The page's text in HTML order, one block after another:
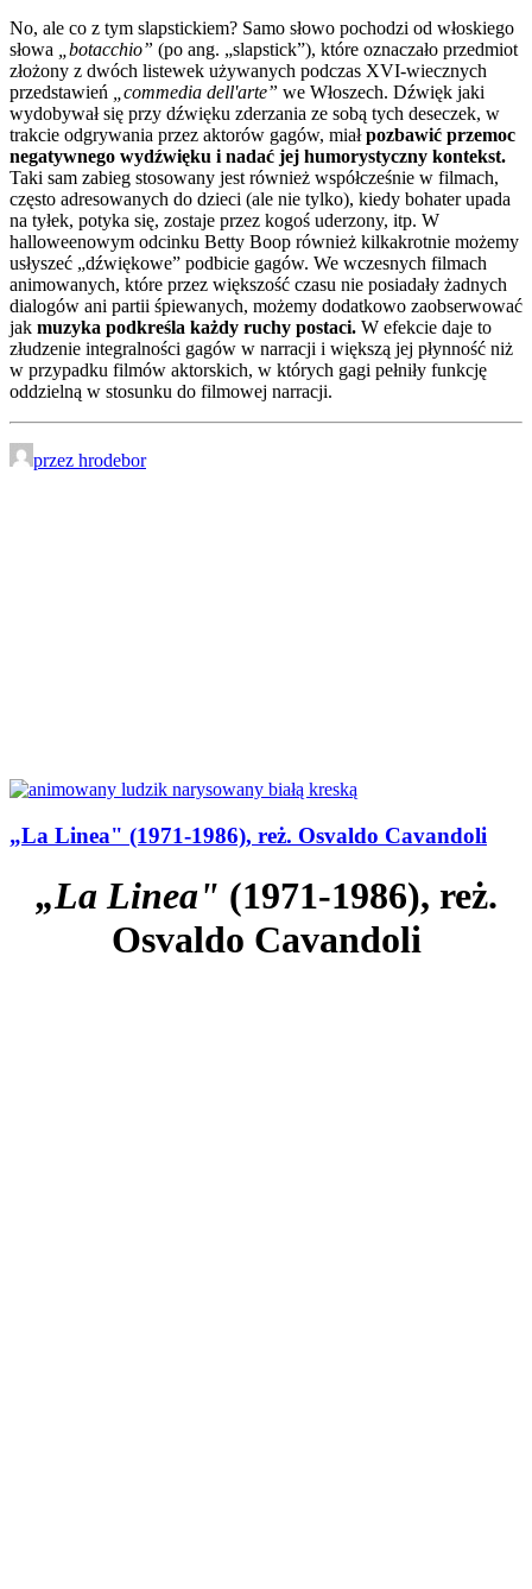
No, ale co z tym slapstickiem? Samo słowo pochodzi od włoskiego
słowa
„botacchio” (po ang. „slapstick”), które oznaczało przedmiot
złożony z dwóch listewek używanych podczas XVI-wiecznych
przedstawień
„commedia dell'arte” we Włoszech. Dźwięk jaki
wydobywał się przy dźwięku zderzania ze sobą tych deseczek, w
trakcie odgrywania przez aktorów gagów, miałpozbawić przemoc
negatywnego wydźwięku i nadać jej humorystyczny kontekst.
Taki sam zabieg stosowany jest również współcześnie w filmach,
często adresowanych do dzieci (ale nie tylko), kiedy bohater upada
na tyłek, potyka się, zostaje przez kogoś uderzony, itp. W
halloweenowym odcinku Betty Boop również kilkakrotnie możemy
usłyszeć „dźwiękowe” podbicie gagów. We wczesnych filmach
animowanych, które przez większość czasu nie posiadały żadnych
dialogów ani partii śpiewanych, możemy dodatkowo zaobserwować
jak muzyka podkreśla każdy ruchy postaci. W efekcie daje to
złudzenie integralności gagów w narracji i większą jej płynność niż
w przypadku filmów aktorskich, w których gagi pełniły funkcję
oddzielną w stosunku do filmowej narracji.
przez hrodebor
„La Linea" (1971-1986), reż. Osvaldo Cavandoli
„La Linea" (1971-1986), reż.
Osvaldo Cavandoli